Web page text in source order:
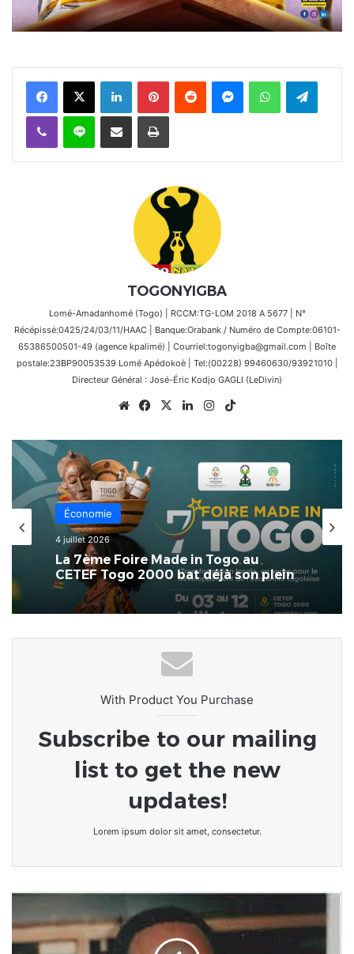
FacebookX Linkedin PinterestReddit MessengerWhatsAppTelegram
Viber Ligne Partager par email Imprimer
TOGONYIGBA
Lomé-Amadanhomé (Togo) | RCCM:TG-LOM 2018 A 5677 | N°
Récépissé:0425/24/03/11/HAAC | Banque:Orabank / Numéro de Compte:06101-
65386500501-49 (agence kpalimé) | Courriel:togonyigba@gmail.com | Boîte
postale:23BP90053539 Lomé Apédokoè | Tel:(00228) 99460630/93921010 |
Directeur Général : José-Éric Kodjo GAGLI (LeDivin)
WebsiteFacebook
X LinkedinInstagram
Économie
4 juillet 2026
La 7ème Foire Made in Togo au
CETEF Togo 2000 bat déjà son plein
With Product You Purchase
Subscribe to our mailing
list to get the new
updates!
Lorem ipsum dolor sit amet, consectetur.
Togo/Le
salut
la